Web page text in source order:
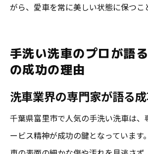
がら、愛車を常に美しい状態に保つこ
手洗い洗車のプロが語
の成功の理由
洗車業界の専門家が語る
千葉県富里市で人気の手洗い洗車は、
ービス精神が成功の鍵となっています